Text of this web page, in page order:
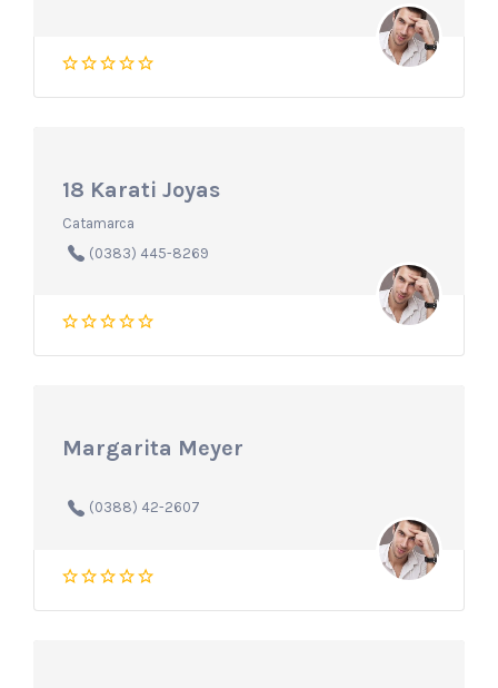
18 Karati Joyas
Catamarca
(0383) 445-8269
Margarita Meyer
(0388) 42-2607